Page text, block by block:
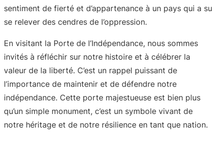
sentiment de fierté et d’appartenance à un pays qui a su
se relever des cendres de l’oppression.
En visitant la Porte de l’Indépendance, nous sommes
invités à réfléchir sur notre histoire et à célébrer la
valeur de la liberté. C’est un rappel puissant de
l’importance de maintenir et de défendre notre
indépendance. Cette porte majestueuse est bien plus
qu’un simple monument, c’est un symbole vivant de
notre héritage et de notre résilience en tant que nation.